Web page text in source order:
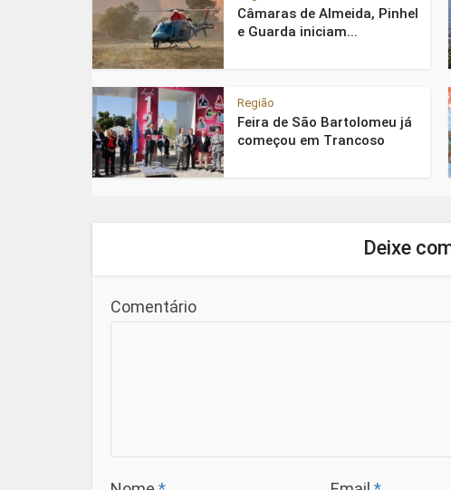
Câmaras de Almeida, Pinhel
e Guarda iniciam...
Região
Feira de São Bartolomeu já
começou em Trancoso
Deixe
Comentário